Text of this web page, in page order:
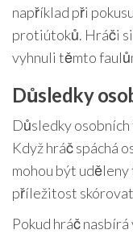
například při
protiútoků. Hráči si
vyhnuli těmto
Důsledky
Důsledky
Když hráč spáchá
mohou být
příležitost
Pokud hráč